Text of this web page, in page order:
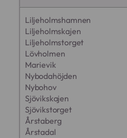
Liljeholmshamnen
Liljeholmskajen
Liljeholmstorget
Lövholmen
Marievik
Nybodahöjden
Nybohov
Sjövikskajen
Sjövikstorget
Årstaberg
Årstadal